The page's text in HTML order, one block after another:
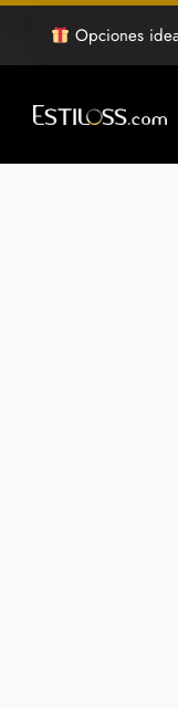
Saltar
contenido
Opciones